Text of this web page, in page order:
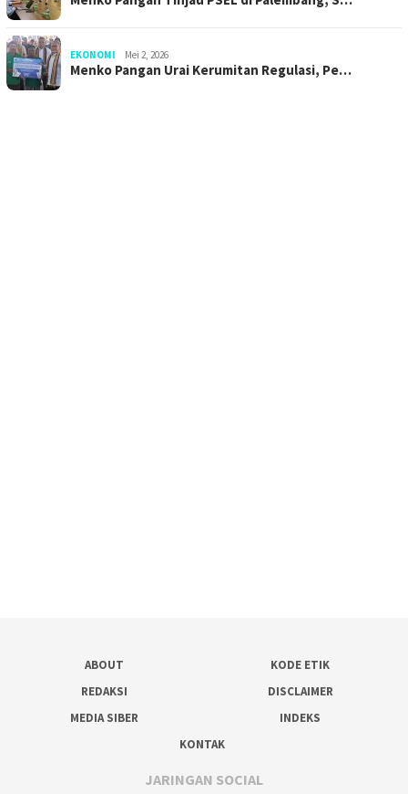
EKONOMI Mei 2, 2026
Menko Pangan Urai Kerumitan Regulasi, Pe…
ABOUT
KODE ETIK
REDAKSI
DISCLAIMER
MEDIA SIBER
INDEKS
KONTAK
JARINGAN SOCIAL